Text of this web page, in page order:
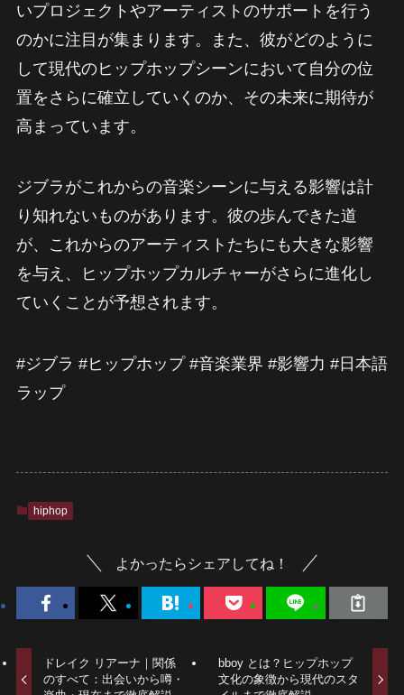
いプロジェクトやアーティストのサポートを行う
のかに注目が集まります。また、彼がどのように
して現代のヒップホップシーンにおいて自分の位
置をさらに確立していくのか、その未来に期待が
高まっています。
ジブラがこれからの音楽シーンに与える影響は計
り知れないものがあります。彼の歩んできた道
が、これからのアーティストたちにも大きな影響
を与え、ヒップホップカルチャーがさらに進化し
ていくことが予想されます。
#ジブラ #ヒップホップ #音楽業界 #影響力 #日本語
ラップ
hiphop
よかったらシェアしてね！
ドレイク リアーナ｜関係
のすべて：出会いから噂・
bboy とは？ヒップホップ
文化の象徴から現代のスタ